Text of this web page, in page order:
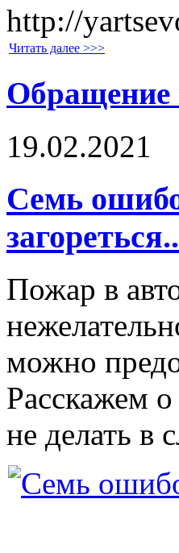
http://
Читать далее >>>
Обращение
19.02.2021
Семь
Пожар в
можно
Расскажем о
не делать в